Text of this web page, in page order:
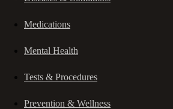
Medications
Mental Health
Tests & Procedures
Prevention & Wellness